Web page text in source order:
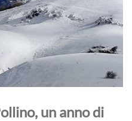
un anno di